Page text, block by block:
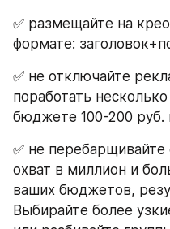
✅ размещайте на
формате:
✅ не отключайте
поработать
бюджете 100-200 руб.
✅ не
охват в миллион и
ваших бюджетов,
Выбирайте более